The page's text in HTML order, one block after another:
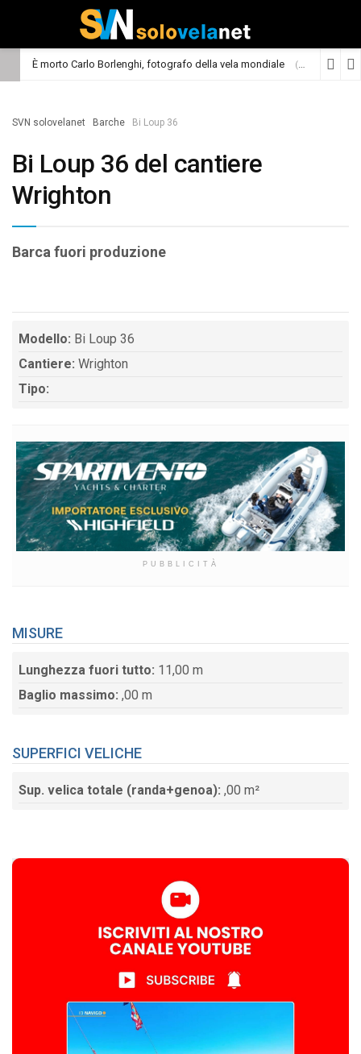
È morto Carlo Borlenghi, fotografo della vela mondiale (Cronaca)
SVN solovelanet Barche Bi Loup 36
Bi Loup 36 del cantiere
Wrighton
Barca fuori produzione
Modello: Bi Loup 36
Cantiere: Wrighton
Tipo:
PUBBLICITÀ
MISURE
Lunghezza fuori tutto: 11,00 m
Baglio massimo: ,00 m
SUPERFICI VELICHE
Sup. velica totale (randa+genoa): ,00 m²